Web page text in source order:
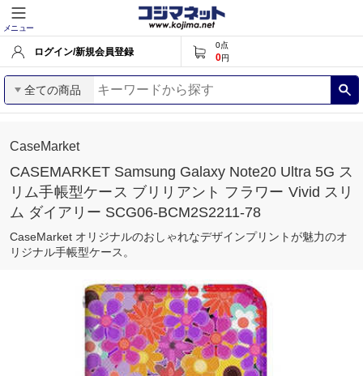
メニュー
ログイン/新規会員登録
0点
0円
全ての商品
CaseMarket
CASEMARKET Samsung Galaxy Note20 Ultra 5G ス
リム手帳型ケース ブリリアント フラワー Vivid スリ
ム ダイアリー SCG06-BCM2S2211-78
CaseMarket オリジナルのおしゃれなデザインプリントが魅力のオ
リジナル手帳型ケース。